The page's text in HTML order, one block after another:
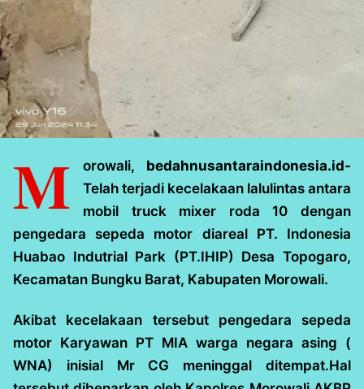
M orowali, bedahnusantaraindonesia.id-
Telah terjadi kecelakaan lalulintas antara
mobil truck mixer roda 10 dengan
pengedara sepeda motor diareal PT. Indonesia
Huabao Indutrial Park (PT.IHIP) Desa Topogaro,
Kecamatan Bungku Barat, Kabupaten Morowali.
Akibat kecelakaan tersebut pengedara sepeda
motor Karyawan PT MIA warga negara asing (
WNA) inisial Mr CG meninggal ditempat.Hal